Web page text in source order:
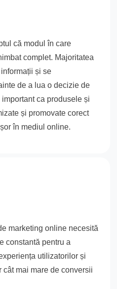
că modul în care
complet. Majoritatea
și se
de a lua o decizie de
ca produsele și
și promovate corect
în mediul online.
marketing online necesită
constantă pentru a
utilizatorilor și
cât mai mare de conversii